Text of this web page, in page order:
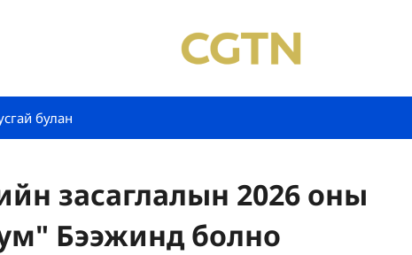
булан
засаглалын 2026 оны
Бээжинд болно